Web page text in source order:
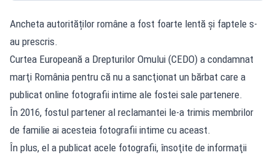
Ancheta autorităților române a fost foarte lentă și faptele s-
au prescris.
Curtea Europeană a Drepturilor Omului (CEDO) a condamnat
marţi România pentru că nu a sancţionat un bărbat care a
publicat online fotografii intime ale fostei sale partenere.
În 2016, fostul partener al reclamantei le-a trimis membrilor
de familie ai acesteia fotografii intime cu aceast.
În plus, el a publicat acele fotografii, însoţite de informaţii